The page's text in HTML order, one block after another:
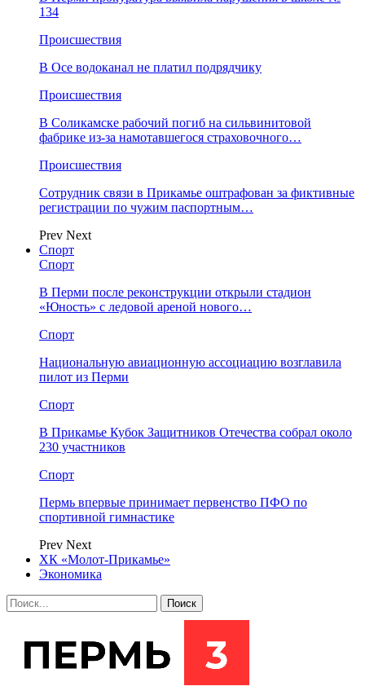
134
Происшествия
В Осе водоканал не платил подрядчику
Происшествия
В Соликамске рабочий погиб на сильвинитовой
фабрике из-за намотавшегося страховочного…
Происшествия
Сотрудник связи в Прикамье оштрафован за фиктивные
регистрации по чужим паспортным…
Prev Next
Спорт
Спорт
В Перми после реконструкции открыли стадион
«Юность» с ледовой ареной нового…
Спорт
Национальную авиационную ассоциацию возглавила
пилот из Перми
Спорт
В Прикамье Кубок Защитников Отечества собрал около
230 участников
Спорт
Пермь впервые принимает первенство ПФО по
спортивной гимнастике
Prev Next
ХК «Молот-Прикамье»
Экономика